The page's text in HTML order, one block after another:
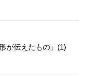
が伝えたもの」(1)